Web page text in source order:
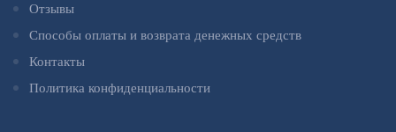
Отзывы
Способы оплаты и возврата денежных средств
Контакты
Политика конфиденциальности